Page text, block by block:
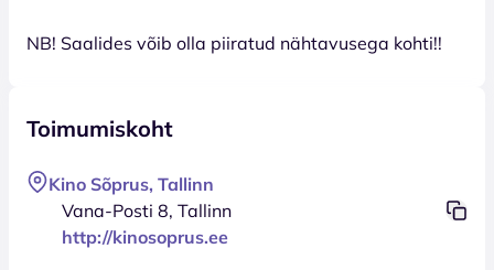
NB! Saalides võib olla piiratud nähtavusega kohti!!
Toimumiskoht
Kino Sõprus, Tallinn
Vana-Posti 8, Tallinn
http://kinosoprus.ee